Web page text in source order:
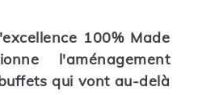
100% Made
l'aménagement
qui vont au-delà